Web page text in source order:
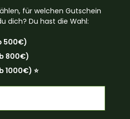
für welchen Gutschein
dich? Du hast die Wahl:
500€)
800€)
1000€) ⭐️